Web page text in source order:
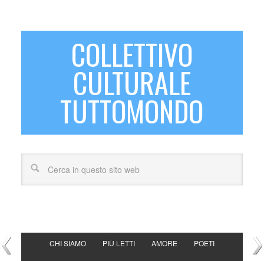
COLLETTIVO
CULTURALE
TUTTOMONDO
CHI SIAMO PIÙ LETTI AMORE POETI